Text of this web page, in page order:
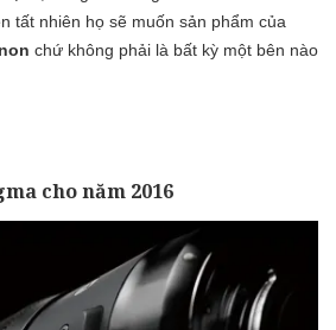
tất nhiên họ sẽ muốn sản phẩm của
chứ không phải là bất kỳ một bên nào
cho năm 2016